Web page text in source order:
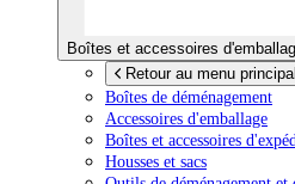
Boîtes et accessoires
Retour au menu principal
Boîtes de déménagement
Accessoires d'emballage
Boîtes et accessoires
Housses et sacs